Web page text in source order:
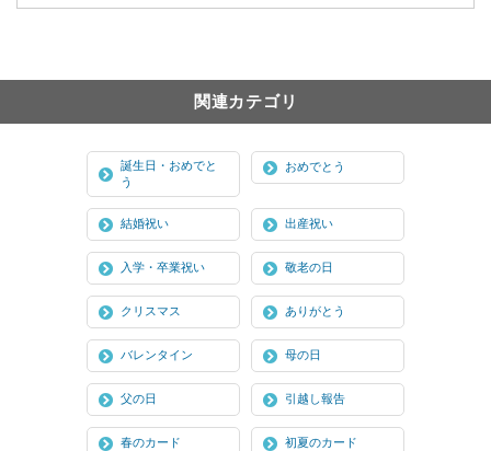
関連カテゴリ
誕生日・おめでと
う
おめでとう
結婚祝い 出産祝い
入学・卒業祝い 敬老の日
クリスマス ありがとう
バレンタイン 母の日
父の日 引越し報告
春のカード 初夏のカード